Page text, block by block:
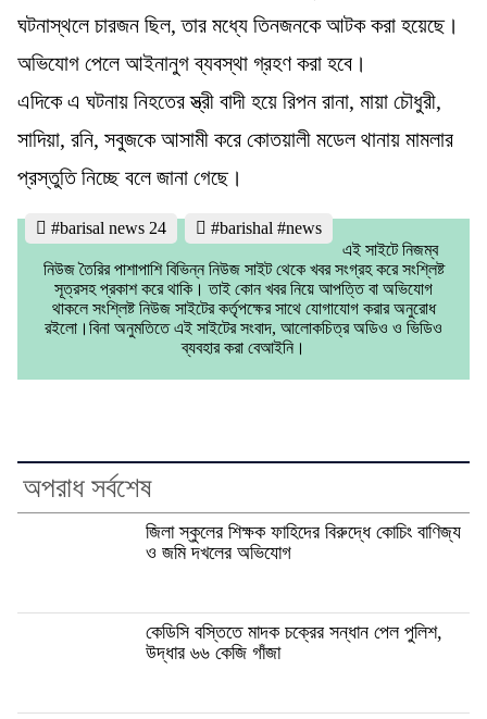
ঘটনাস্থলে চারজন ছিল, তার মধ্যে তিনজনকে আটক করা হয়েছে।
অভিযোগ পেলে আইনানুগ ব্যবস্থা গ্রহণ করা হবে।
এদিকে এ ঘটনায় নিহতের স্ত্রী বাদী হয়ে রিপন রানা, মায়া চৌধুরী,
সাদিয়া, রনি, সবুজকে আসামী করে কোতয়ালী মডেল থানায় মামলার
প্রস্তুতি নিচ্ছে বলে জানা গেছে।
#barisal news 24
#barishal #news
এই সাইটে নিজম্ব
নিউজ তৈরির পাশাপাশি বিভিন্ন নিউজ সাইট থেকে খবর সংগ্রহ করে সংশ্লিষ্ট
সূত্রসহ প্রকাশ করে থাকি। তাই কোন খবর নিয়ে আপত্তি বা অভিযোগ
থাকলে সংশ্লিষ্ট নিউজ সাইটের কর্তৃপক্ষের সাথে যোগাযোগ করার অনুরোধ
রইলো।বিনা অনুমতিতে এই সাইটের সংবাদ, আলোকচিত্র অডিও ও ভিডিও
ব্যবহার করা বেআইনি।
অপরাধ সর্বশেষ
জিলা স্কুলের শিক্ষক ফাহিদের বিরুদ্ধে কোচিং বাণিজ্য
ও জমি দখলের অভিযোগ
কেডিসি বস্তিতে মাদক চক্রের সন্ধান পেল পুলিশ,
উদ্ধার ৬৬ কেজি গাঁজা